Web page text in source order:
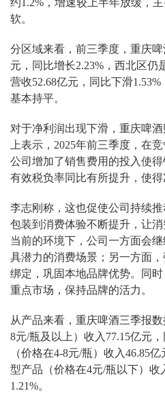
约1.2%，增速较上半年放缓，
软。
分区域来看，前三季度，重庆
元，同比增长2.23%，西北区仍
营收52.68亿元，同比下滑1.53%
基本持平。
对于净利润出现下滑，重庆啤
上表示，2025年前三季度，在
公司增加了销售费用的投入使
有效税负率同比有所提升，使得
李志刚称，这也促使公司持续推
包装到消费体验不断提升，让
当前的环境下，公司一方面会
具潜力的消费场景；另一方面
绑定，巩固本地品牌优势。同
重点市场，保持品牌的活力。
从产品来看，重庆啤酒三季报
8元/瓶及以上）收入77.15亿元
（价格在4-8元/瓶）收入46.85
型产品（价格在4元/瓶以下）收
1.21%。